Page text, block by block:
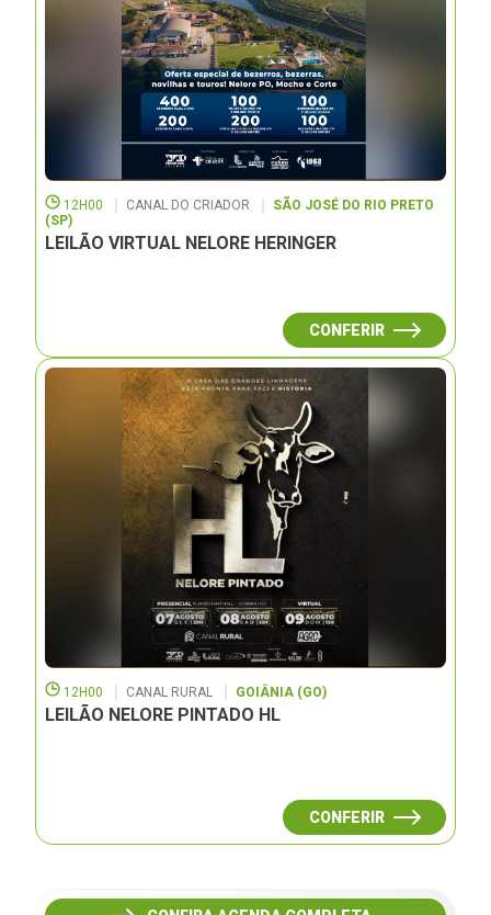
12H00 CANAL DO CRIADOR
SÃO JOSÉ DO RIO PRETO
(SP)
LEILÃO VIRTUAL NELORE HERINGER
CONFERIR
12H00 CANAL RURAL GOIÂNIA (GO)
LEILÃO NELORE PINTADO HL
CONFERIR